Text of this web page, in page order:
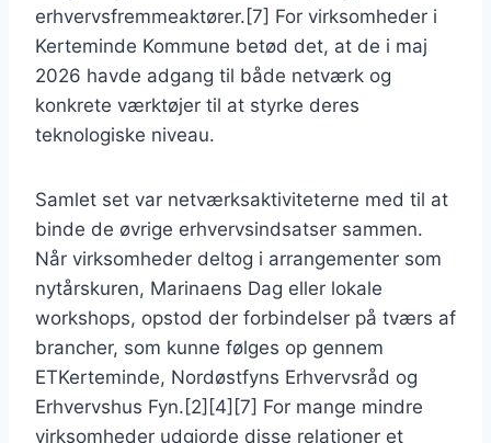
erhvervsfremmeaktører.[7] For virksomheder i
Kerteminde Kommune betød det, at de i maj
2026 havde adgang til både netværk og
konkrete værktøjer til at styrke deres
teknologiske niveau.
Samlet set var netværksaktiviteterne med til at
binde de øvrige erhvervsindsatser sammen.
Når virksomheder deltog i arrangementer som
nytårskuren, Marinaens Dag eller lokale
workshops, opstod der forbindelser på tværs af
brancher, som kunne følges op gennem
ETKerteminde, Nordøstfyns Erhvervsråd og
Erhvervshus Fyn.[2][4][7] For mange mindre
virksomheder udgjorde disse relationer et